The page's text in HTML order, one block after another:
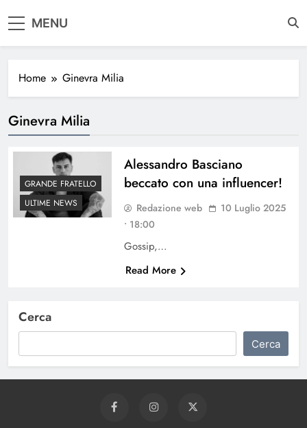
MENU
Home Ginevra Milia
Ginevra Milia
GRANDE FRATELLO
ULTIME NEWS
Alessandro Basciano
beccato con una influencer!
Redazione web
10 Luglio 2025
• 18:00
Gossip,…
Read More
Cerca
Cerca